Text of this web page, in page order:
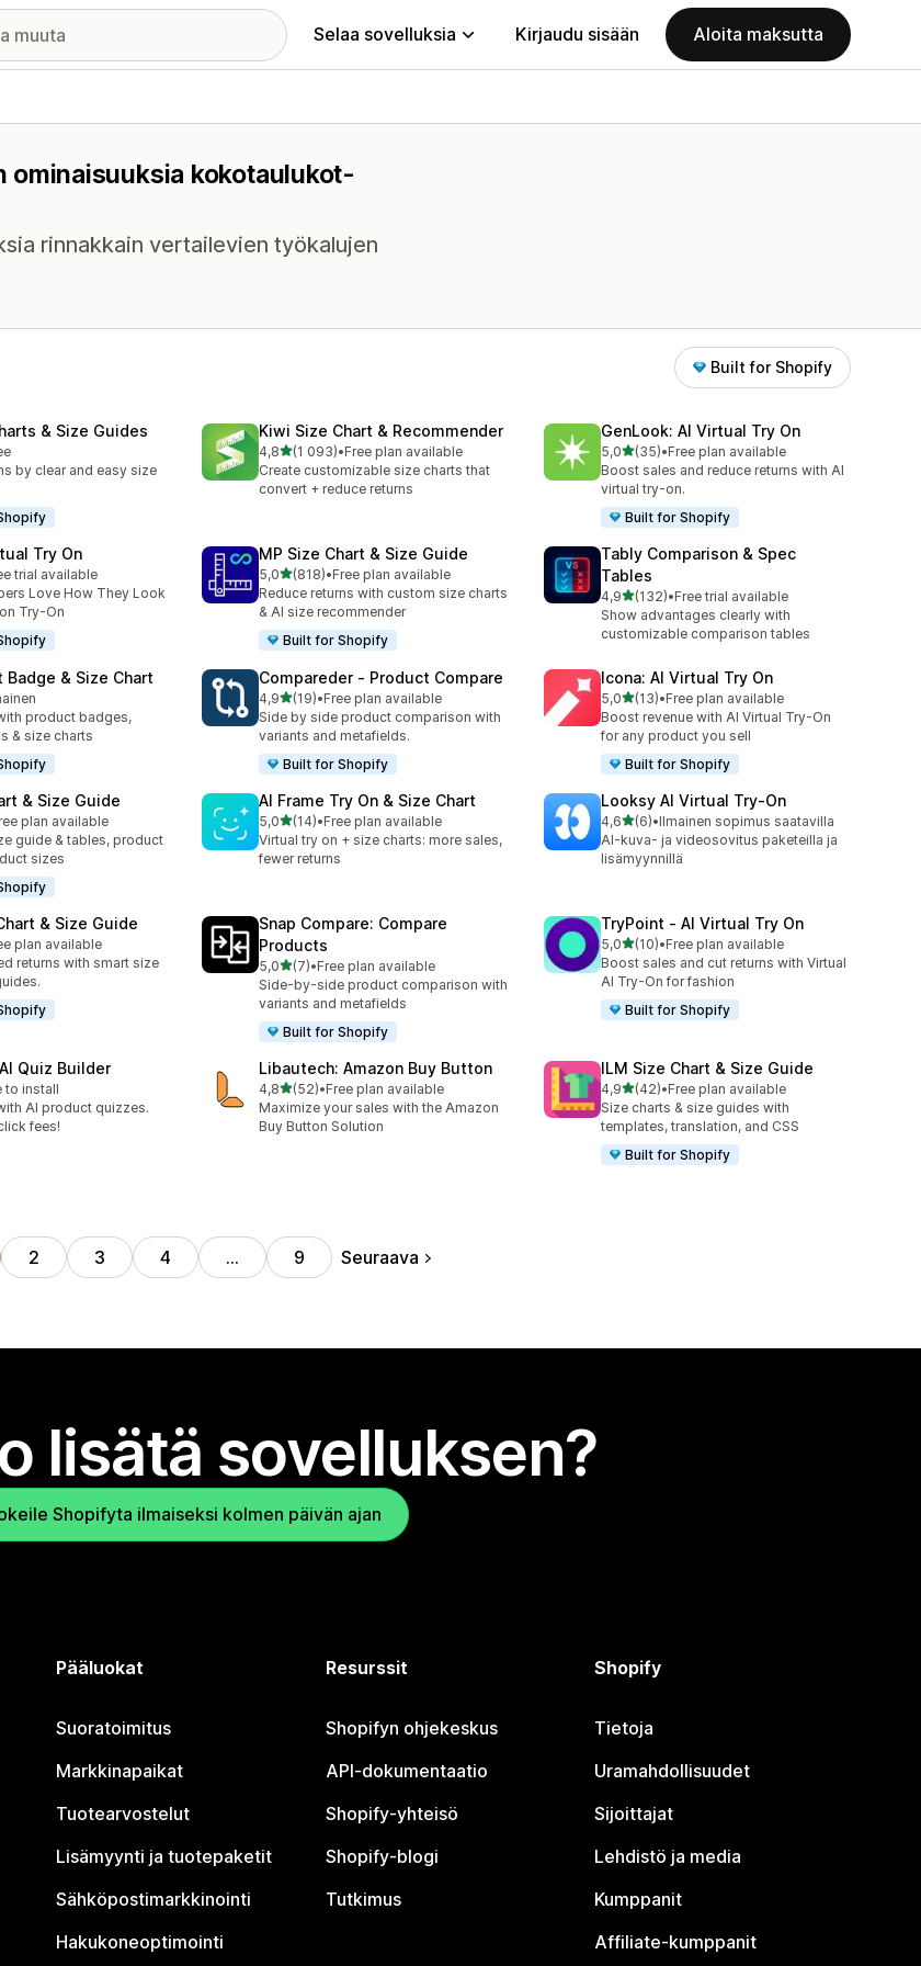
Selaa sovelluksia Kirjaudu sisään Aloita maksutta
kokotaulukot-
rinnakkain vertailevien työkalujen
Built for Shopify
& Size Guides
by clear and easy size
Kiwi Size Chart & Recommender
4,8/ 5 tähteä
(1 093)
1093 arvostelua yhteensä
•Free plan available
Create customizable size charts that
convert + reduce returns
GenLook: AI Virtual Try On
5,0/ 5 tähteä
(35)
35 arvostelua yhteensä
•Free plan available
Boost sales and reduce returns with AI
virtual try-on.
Built for Shopify
Try On
yhteensä
trial available
Love How They Look
Try-On
MP Size Chart & Size Guide
5,0/ 5 tähteä
(818)
818 arvostelua yhteensä
•Free plan available
Reduce returns with custom size charts
& AI size recommender
Built for Shopify
Tably Comparison & Spec
Tables
4,9/ 5 tähteä
(132)
132 arvostelua yhteensä
•Free trial available
Show advantages clearly with
customizable comparison tables
Badge & Size Chart
product badges,
& size charts
Compareder ‑ Product Compare
4,9/ 5 tähteä
(19)
19 arvostelua yhteensä
•Free plan available
Side by side product comparison with
variants and metafields.
Built for Shopify
Icona: AI Virtual Try On
5,0/ 5 tähteä
(13)
13 arvostelua yhteensä
•Free plan available
Boost revenue with AI Virtual Try-On
for any product you sell
Built for Shopify
& Size Guide
yhteensä
plan available
guide & tables, product
sizes
AI Frame Try On & Size Chart
5,0/ 5 tähteä
(14)
14 arvostelua yhteensä
•Free plan available
Virtual try on + size charts: more sales,
fewer returns
Looksy AI Virtual Try‑On
4,6/ 5 tähteä
(6)
6 arvostelua yhteensä
•Ilmainen sopimus saatavilla
AI-kuva- ja videosovitus paketeilla ja
lisämyynnillä
& Size Guide
yhteensä
plan available
returns with smart size
Snap Compare: Compare
Products
5,0/ 5 tähteä
(7)
7 arvostelua yhteensä
•Free plan available
Side-by-side product comparison with
variants and metafields
Built for Shopify
TryPoint ‑ AI Virtual Try On
5,0/ 5 tähteä
(10)
10 arvostelua yhteensä
•Free plan available
Boost sales and cut returns with Virtual
AI Try-On for fashion
Built for Shopify
Quiz Builder
to install
AI product quizzes.
fees!
Libautech: Amazon Buy Button
4,8/ 5 tähteä
(52)
52 arvostelua yhteensä
•Free plan available
Maximize your sales with the Amazon
Buy Button Solution
ILM Size Chart & Size Guide
4,9/ 5 tähteä
(42)
42 arvostelua yhteensä
•Free plan available
Size charts & size guides with
templates, translation, and CSS
Built for Shopify
2 3 4 … 9 Seuraava
lisätä sovelluksen?
Shopifyta ilmaiseksi kolmen päivän ajan
Pääluokat
Suoratoimitus
Markkinapaikat
Tuotearvostelut
Lisämyynti ja tuotepaketit
Sähköpostimarkkinointi
Hakukoneoptimointi
Resurssit
Shopifyn ohjekeskus
API-dokumentaatio
Shopify-yhteisö
Shopify-blogi
Tutkimus
Shopify
Tietoja
Uramahdollisuudet
Sijoittajat
Lehdistö ja media
Kumppanit
Affiliate-kumppanit